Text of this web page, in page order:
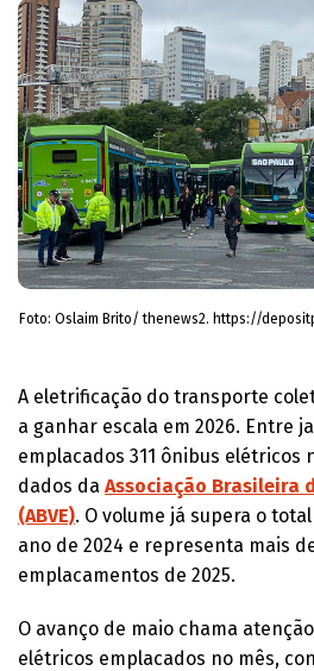
Foto: Oslaim Brito/ thenews2. https://
A eletrificação do transporte
a ganhar escala em 2026. Entre
emplacados 311 ônibus elétricos
dados da Associação Brasileira
(ABVE). O volume já supera o
ano de 2024 e representa mais
emplacamentos de 2025.
O avanço de maio chama
elétricos emplacados no mês,